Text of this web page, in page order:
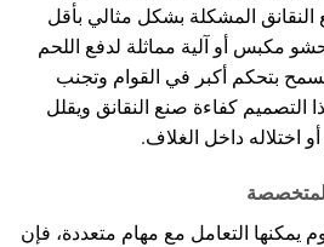
المشكلة بشكل مثالي بأقل
مكبس أو آلية مماثلة لدفع اللحم
بتحكم أكبر في القوام وتجنب
التصميم كفاءة صنع النقانق ويقلل
اختلاله داخل الغلاف.
يمكنها التعامل مع مهام متعددة، فإن